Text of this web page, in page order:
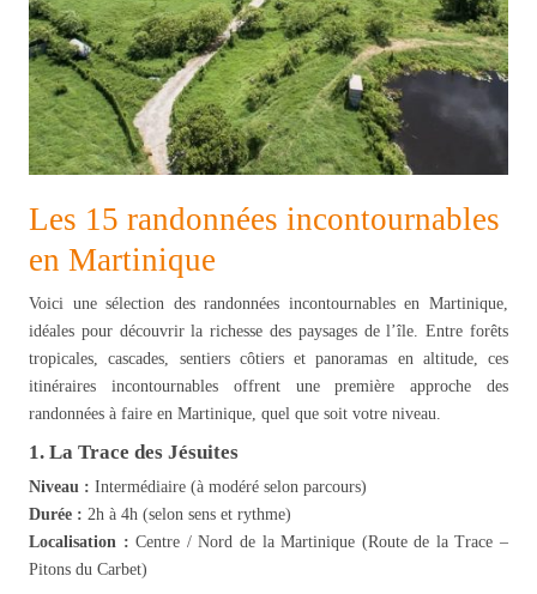
Les 15 randonnées incontournables
en Martinique
Voici une sélection des randonnées incontournables en Martinique,
idéales pour découvrir la richesse des paysages de l’île. Entre forêts
tropicales, cascades, sentiers côtiers et panoramas en altitude, ces
itinéraires incontournables offrent une première approche des
randonnées à faire en Martinique, quel que soit votre niveau.
1. La Trace des Jésuites
Niveau : Intermédiaire (à modéré selon parcours)
Durée : 2h à 4h (selon sens et rythme)
Localisation : Centre / Nord de la Martinique (Route de la Trace –
Pitons du Carbet)